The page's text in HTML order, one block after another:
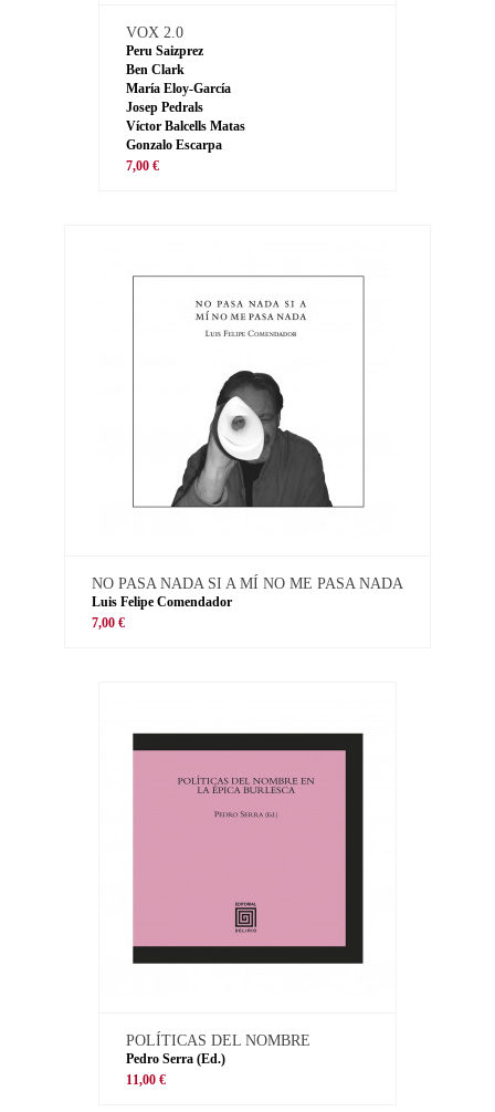
VOX 2.0
Peru Saizprez
Ben Clark
María Eloy-García
Josep Pedrals
Víctor Balcells Matas
Gonzalo Escarpa
7,00 €
NO PASA NADA SI A MÍ NO ME PASA NADA
Luis Felipe Comendador
7,00 €
POLÍTICAS DEL NOMBRE
Pedro Serra (Ed.)
11,00 €